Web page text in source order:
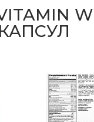
КАПСУЛ